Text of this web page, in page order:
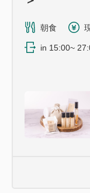
朝食
in 15:00~